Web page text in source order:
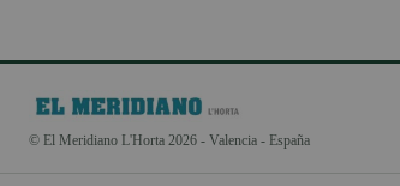
© El Meridiano L'Horta 2026 - Valencia - España